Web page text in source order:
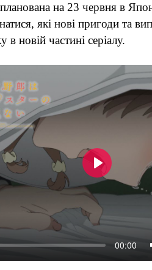
на 23 червня в
які нові пригоди та
новій частині серіалу.
00:00
Воспроизвести